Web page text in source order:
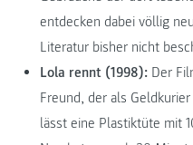
entdecken dabei völlig
Literatur bisher nicht
Lola rennt (1998): Der
Freund, der als
lässt eine Plastiktüte mit